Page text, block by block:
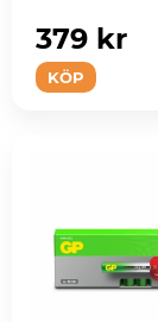
KÖP
379 kr